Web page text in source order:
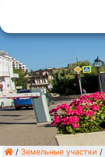
/ Земельные участки /